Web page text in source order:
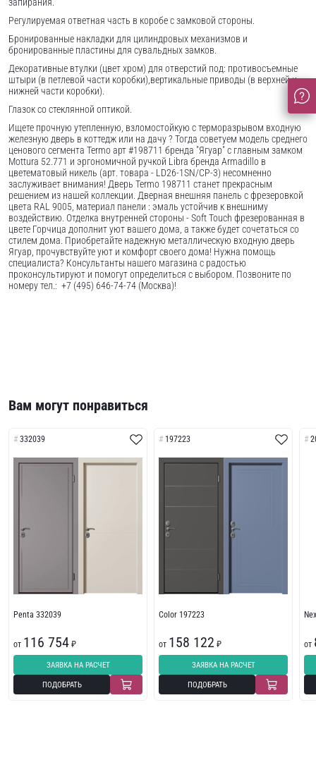
Регулируемая ответная часть в коробе с замковой стороны.
Бронированные накладки для цилиндровых механизмов и
бронированные пластины для сувальдных замков.
Декоративные втулки (цвет хром) для отверстий под: противосъемные
штыри (в петлевой части коробки),вертикальные приводы (в верхней и
нижней части коробки).
Глазок со стеклянной оптикой.
Ищете прочную утепленную, взломостойкую с терморазрывом входную
железную дверь в коттедж или на дачу ? Тогда советуем модель среднего
ценового сегмента Termo арт #198711 бренда "Ягуар" с главным замком
Mottura 52.771 и эргономичной ручкой Libra бренда Armadillo в
цветематовый никель (арт. товара - LD26-1SN/CP-3) несомненно
заслуживает внимания! Дверь Termo 198711 станет прекрасным
решением из нашей коллекции. Дверная внешняя панель с фрезеровкой
цвета RAL 9005, материал панели : эмаль устойчив к внешниму
воздействию. Отделка внутренней стороны - Soft Touch фрезерованная в
цвете Горчица дополнит уют вашего дома, а также будет сочетаться со
стилем дома. Приобретайте надежную металлическую входную дверь
Ягуар, прочувствуйте уют и комфорт своего дома! Нужна помощь
специалиста? Консультанты нашего магазина с радостью
проконсультируют и помогут определиться с выбором. Позвоните по
номеру тел.: +7 (495) 646-74-74 (Москва)!
Вам могут понравиться
332039
Penta 332039
от 116 754 ₽
ЗАЯВКА НА РАСЧЕТ
ПОДОБРАТЬ
197223
Color 197223
от 158 122 ₽
ЗАЯВКА НА РАСЧЕТ
ПОДОБРАТЬ
от